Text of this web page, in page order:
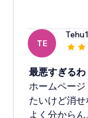
TE
最悪すぎるわ
ホームペー
たいけど消
よく分から